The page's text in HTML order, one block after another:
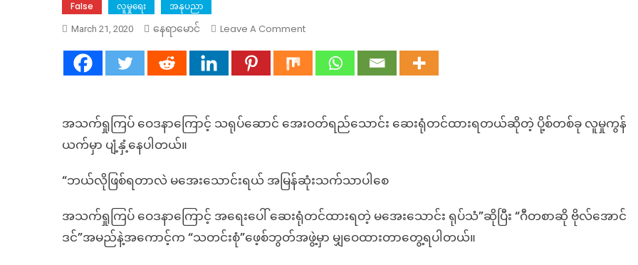
False လူမှုရေး အနုပညာ
March 21, 2020 နေရာမောင် Leave A CommentOn
ကြပ်
အေး
အရေး
ပေါ်
ဆေးရုံ
တင်
ထား
အသက်ရှုကြပ် ဝေဒနာကြောင့် သရုပ်ဆောင် အေးဝတ်ရည်သောင်း ဆေးရုံတင်ထားရတယ်ဆိုတဲ့ ပို့စ်တစ်ခု လူမှုကွန်
ယက်မှာ ပျံ့နှံ့နေပါတယ်။
“ဘယ်လိုဖြစ်ရတာလဲ မအေးသောင်းရယ် အမြန်ဆုံးသက်သာပါစေ
အသက်ရှုကြပ် ဝေဒနာကြောင့် အရေးပေါ် ဆေးရုံတင်ထားရတဲ့ မအေးသောင်း ရုပ်သံ”ဆိုပြီး “ဂီတစာဆို ဗိုလ်အောင်
ဒင်”အမည်နဲ့အကောင့်က “သတင်းစုံ”ဖေ့စ်ဘွတ်အဖွဲ့မှာ မျှဝေထားတာတွေ့ရပါတယ်။